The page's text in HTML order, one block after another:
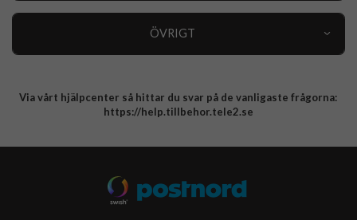
ÖVRIGT
Integritetspolicy
Via vårt hjälpcenter så hittar du svar på de vanligaste frågorna:
https://help.tillbehor.tele2.se